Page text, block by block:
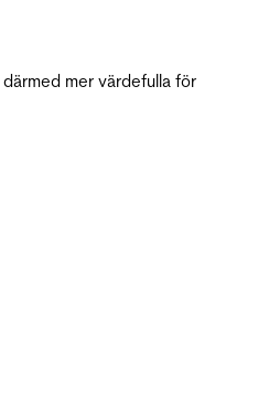
mer värdefulla för